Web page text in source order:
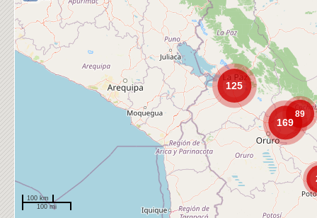
169
125
89
100 km
100 mi